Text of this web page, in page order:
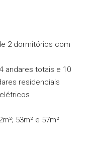
2 dormitórios com
andares totais e 10
residenciais
53m² e 57m²